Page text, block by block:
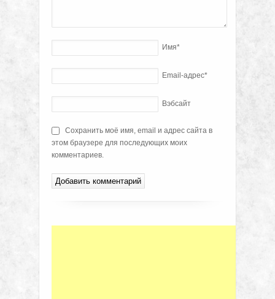
Имя*
Email-адрес*
Вэбсайт
Сохранить моё имя, email и адрес сайта в
этом браузере для последующих моих
комментариев.